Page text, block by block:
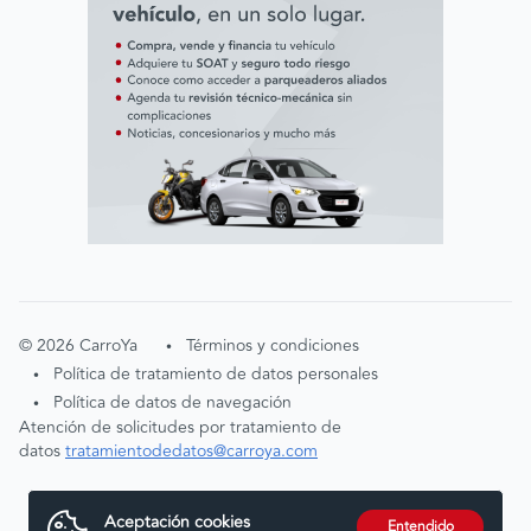
©2026 CarroYa • Términos y condiciones
• Política de tratamiento de datos personales
•
Política de datos de navegación
Atención de solicitudes por tratamiento de
datostratamientodedatos@carroya.com
Aceptación cookies